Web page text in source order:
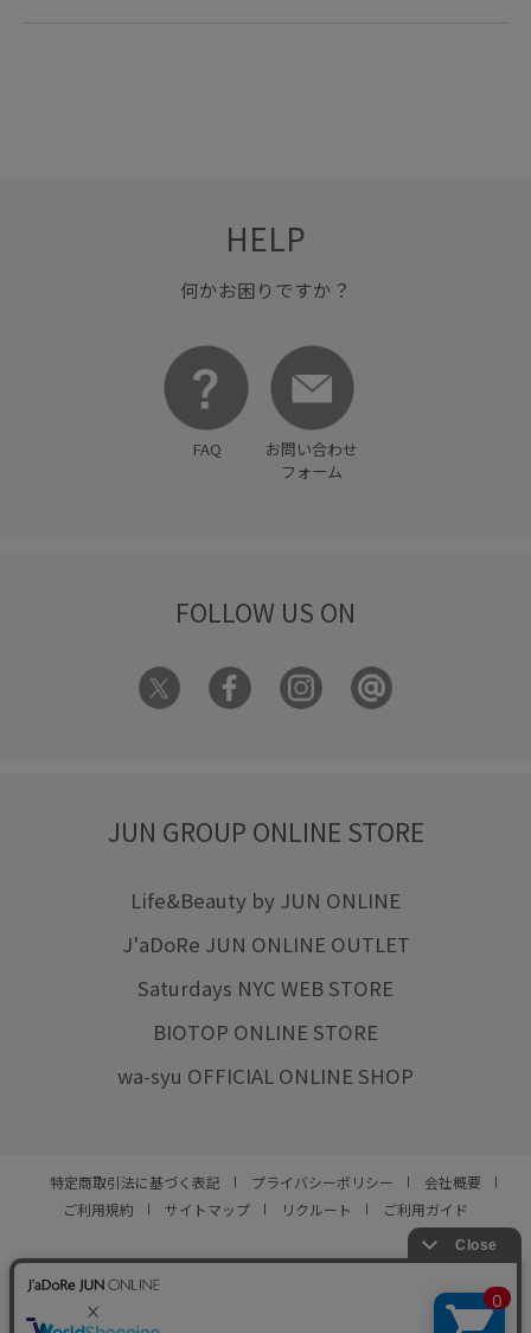
HELP
何かお困りですか？
FAQ
お問い合わせ
フォーム
FOLLOW US ON
JUN GROUP ONLINE STORE
Life&Beauty by JUN ONLINE
J'aDoRe JUN ONLINE OUTLET
Saturdays NYC WEB STORE
BIOTOP ONLINE STORE
wa-syu OFFICIAL ONLINE SHOP
特定商取引法に基づく表記 プライバシーポリシー
会社概要
ご利用規約
サイトマップ リクルート ご利用ガイド
© JUN CO.,LTD. ALL RIGHTS RESERVED.